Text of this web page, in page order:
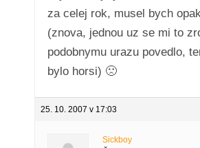
za celej rok, musel bych
(znova, jednou uz se mi to
podobnymu urazu povedlo,
bylo horsi) 🙁
25. 10. 2007 v 17:03
Sickboy